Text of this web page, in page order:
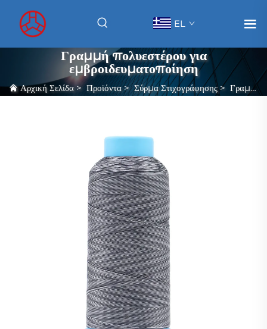
EL
Γραμμή πολυεστέρου για
εμβροιδευματοποίηση
Αρχική Σελίδα>Προϊόντα>Σύρμα Στιχογράφησης> Γραμμή πολυεστέρου για εμβροιδευματοποίηση